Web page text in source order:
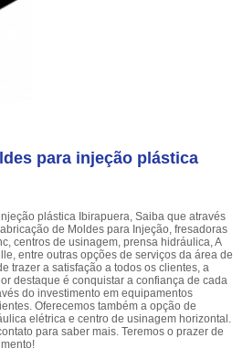
para injeção plástica
plástica Ibirapuera, Saiba que através
de Moldes para Injeção, fresadoras
centros de usinagem, prensa hidráulica, A
entre outras opções de serviços da área de
trazer a satisfação a todos os clientes, a
destaque é conquistar a confiança de cada
do investimento em equipamentos
Oferecemos também a opção de
elétrica e centro de usinagem horizontal.
para saber mais. Teremos o prazer de